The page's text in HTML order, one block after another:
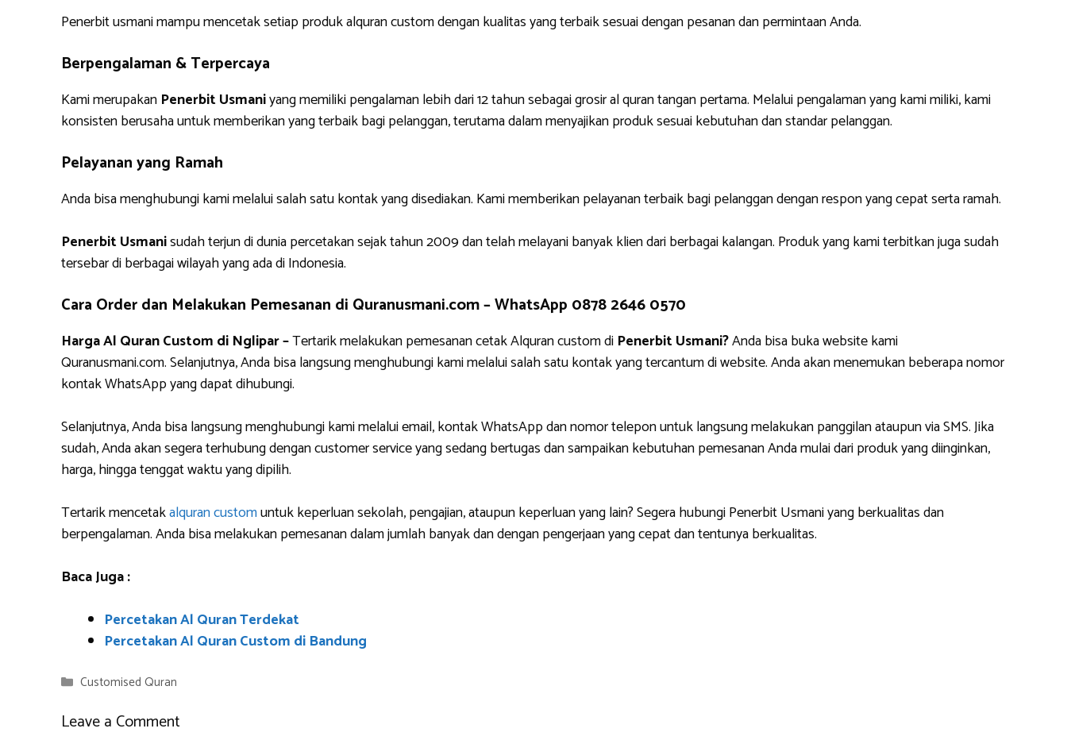
Penerbit usmani mampu mencetak setiap produk alquran custom dengan kualitas yang terbaik sesuai dengan pesanan dan permintaan Anda.
Berpengalaman & Terpercaya
Kami merupakan Penerbit Usmaniyang memiliki pengalaman lebih dari 12 tahun sebagai grosir al quran tangan pertama. Melalui pengalaman yang kami miliki, kami
konsisten berusaha untuk memberikan yang terbaik bagi pelanggan, terutama dalam menyajikan produk sesuai kebutuhan dan standar pelanggan.
Pelayanan yang Ramah
Anda bisa menghubungi kami melalui salah satu kontak yang disediakan. Kami memberikan pelayanan terbaik bagi pelanggan dengan respon yang cepat serta ramah.
Penerbit Usmanisudah terjun di dunia percetakan sejak tahun 2009 dan telah melayani banyak klien dari berbagai kalangan. Produk yang kami terbitkan juga sudah
tersebar di berbagai wilayah yang ada di Indonesia.
Cara Order dan Melakukan Pemesanan di Quranusmani.com –WhatsApp 0878 2646 0570
Harga Al Quran Custom di Nglipar –Tertarik melakukan pemesanan cetak Alquran custom di Penerbit Usmani?Anda bisa buka website kami
Quranusmani.com. Selanjutnya, Anda bisa langsung menghubungi kami melalui salah satu kontak yang tercantum di website. Anda akan menemukan beberapa nomor
kontak WhatsApp yang dapat dihubungi.
Selanjutnya, Anda bisa langsung menghubungi kami melalui email, kontak WhatsApp dan nomor telepon untuk langsung melakukan panggilan ataupun via SMS. Jika
sudah, Anda akan segera terhubung dengan customer service yang sedang bertugas dan sampaikan kebutuhan pemesanan Anda mulai dari produk yang diinginkan,
harga, hingga tenggat waktu yang dipilih.
Tertarik mencetakalquran customuntuk keperluan sekolah, pengajian, ataupun keperluan yang lain? Segera hubungi Penerbit Usmani yang berkualitas dan
berpengalaman. Anda bisa melakukan pemesanan dalam jumlah banyak dan dengan pengerjaan yang cepat dan tentunya berkualitas.
Baca Juga :
Percetakan Al Quran Terdekat
Percetakan Al Quran Custom di Bandung
Categories
Customised Quran
Leave a Comment